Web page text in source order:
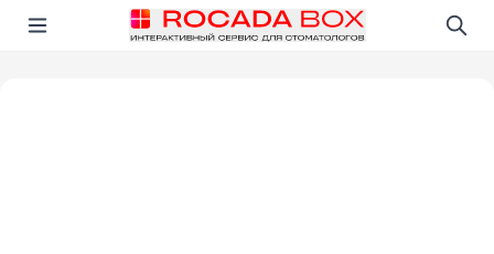
Открыть в приложении!